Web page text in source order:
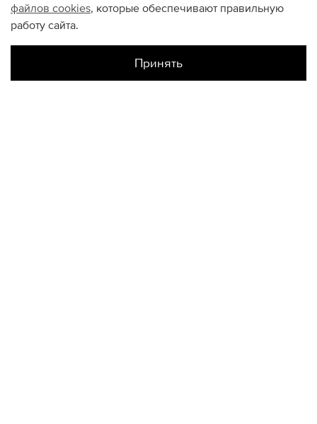
файлов cookies, которые обеспечивают правильную
работу сайта.
Принять